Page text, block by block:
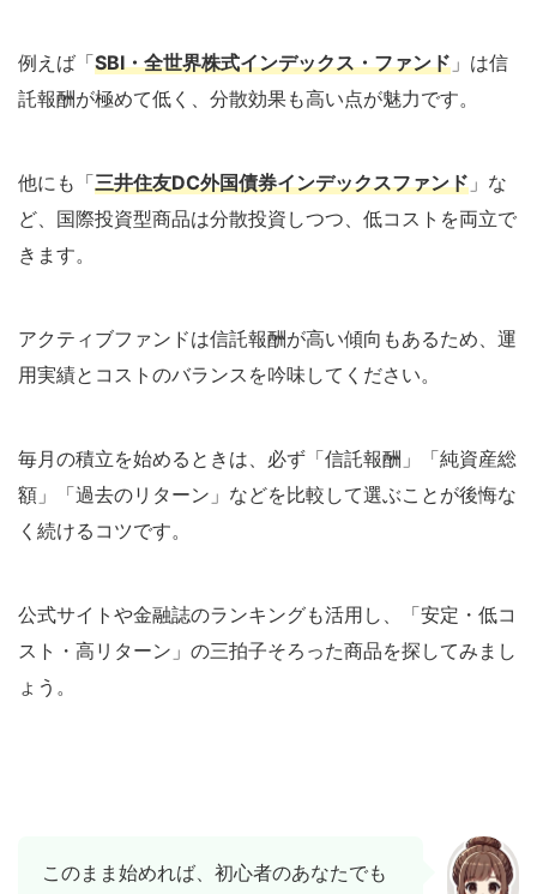
例えば「SBI・全世界株式インデックス・ファンド 」は信
託報酬が極めて低く、分散効果も高い点が魅力です。
他にも「三井住友DC外国債券インデックスファンド 」な
ど、国際投資型商品は分散投資しつつ、低コストを両立で
きます。
アクティブファンドは信託報酬が高い傾向もあるため、運
用実績とコストのバランスを吟味してください。
毎月の積立を始めるときは、必ず「信託報酬」「純資産総
額」「過去のリターン」などを比較して選ぶことが後悔な
く続けるコツです。
公式サイトや金融誌のランキングも活用し、「安定・低コ
スト・高リターン」の三拍子そろった商品を探してみまし
ょう。
このまま始めれば、初心者のあなたでも